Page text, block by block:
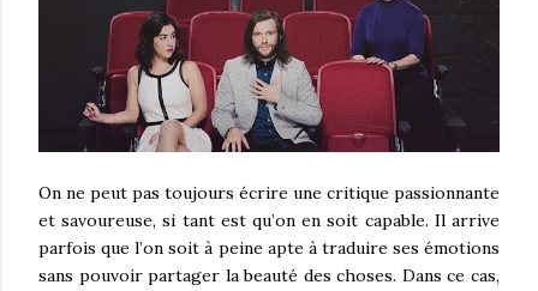
On ne peut pas toujours écrire une critique passionnante
et savoureuse, si tant est qu’on en soit capable. Il arrive
parfois que l’on soit à peine apte à traduire ses émotions
sans pouvoir partager la beauté des choses. Dans ce cas,